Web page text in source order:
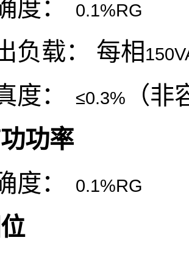
度： 0.1%RG
负载： 每相
度： ≤0.3%
（
功率
度：
0.1%RG